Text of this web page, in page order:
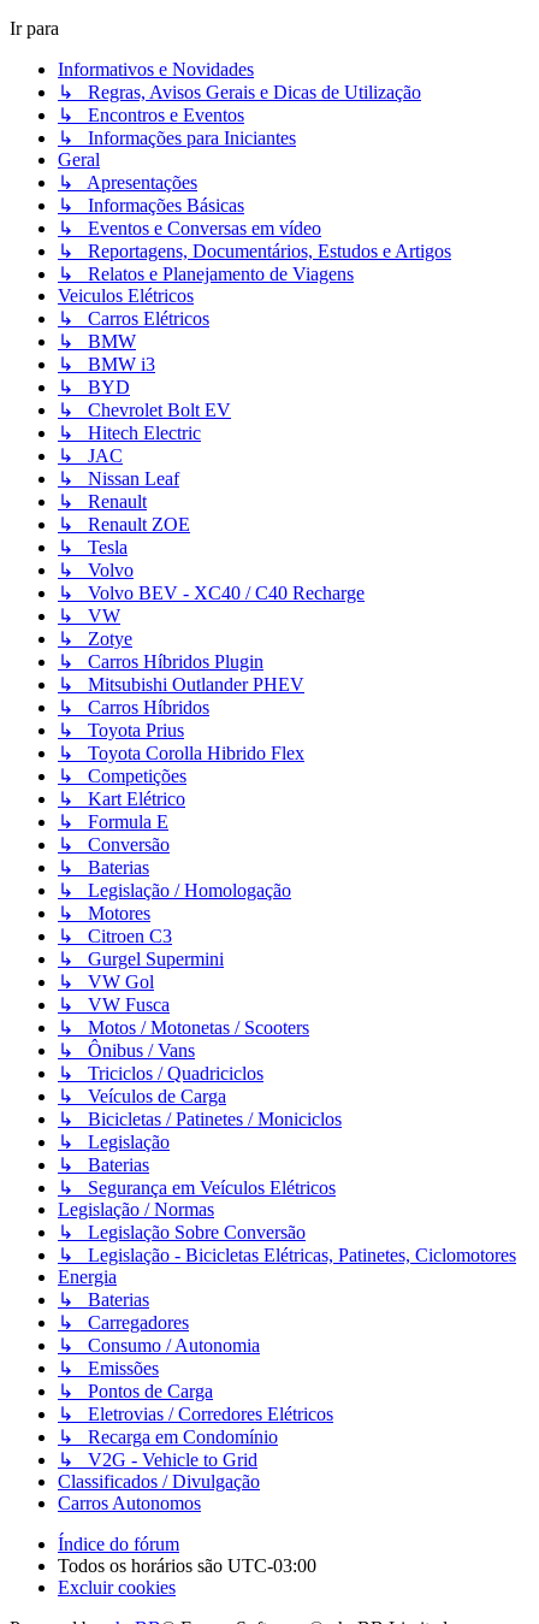
Ir para
Informativos e Novidades
↳ Regras, Avisos Gerais e Dicas de Utilização
↳ Encontros e Eventos
↳ Informações para Iniciantes
Geral
↳ Apresentações
↳ Informações Básicas
↳ Eventos e Conversas em vídeo
↳ Reportagens, Documentários, Estudos e Artigos
↳ Relatos e Planejamento de Viagens
Veiculos Elétricos
↳ Carros Elétricos
↳ BMW
↳ BMW i3
↳ BYD
↳ Chevrolet Bolt EV
↳ Hitech Electric
↳ JAC
↳ Nissan Leaf
↳ Renault
↳ Renault ZOE
↳ Tesla
↳ Volvo
↳ Volvo BEV - XC40 / C40 Recharge
↳ VW
↳ Zotye
↳ Carros Híbridos Plugin
↳ Mitsubishi Outlander PHEV
↳ Carros Híbridos
↳ Toyota Prius
↳ Toyota Corolla Hibrido Flex
↳ Competições
↳ Kart Elétrico
↳ Formula E
↳ Conversão
↳ Baterias
↳ Legislação / Homologação
↳ Motores
↳ Citroen C3
↳ Gurgel Supermini
↳ VW Gol
↳ VW Fusca
↳ Motos / Motonetas / Scooters
↳ Ônibus / Vans
↳ Triciclos / Quadriciclos
↳ Veículos de Carga
↳ Bicicletas / Patinetes / Moniciclos
↳ Legislação
↳ Baterias
↳ Segurança em Veículos Elétricos
Legislação / Normas
↳ Legislação Sobre Conversão
↳ Legislação - Bicicletas Elétricas, Patinetes, Ciclomotores
Energia
↳ Baterias
↳ Carregadores
↳ Consumo / Autonomia
↳ Emissões
↳ Pontos de Carga
↳ Eletrovias / Corredores Elétricos
↳ Recarga em Condomínio
↳ V2G - Vehicle to Grid
Classificados / Divulgação
Carros Autonomos
Índice do fórum
Todos os horários são UTC-03:00
Excluir cookies